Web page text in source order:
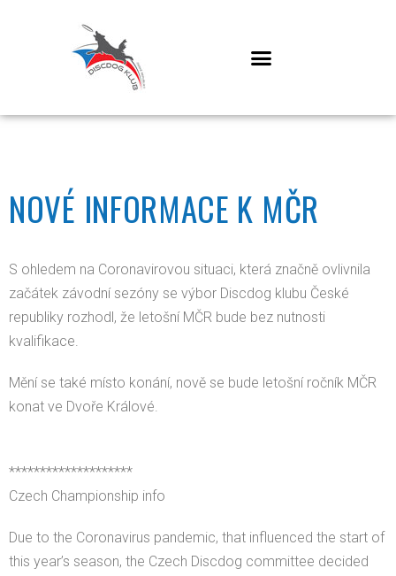
NOVÉ INFORMACE K MČR
S ohledem na Coronavirovou situaci, která značně ovlivnila
začátek závodní sezóny se výbor Discdog klubu České
republiky rozhodl, že letošní MČR bude bez nutnosti
kvalifikace.
Mění se také místo konání, nově se bude letošní ročník MČR
konat ve Dvoře Králové.
********************
Czech Championship info
Due to the Coronavirus pandemic, that influenced the start of
this year’s season, the Czech Discdog committee decided